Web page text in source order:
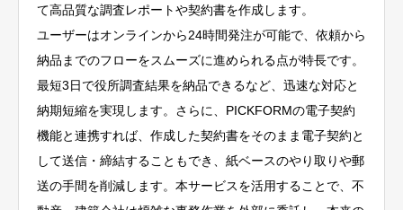
て高品質な調査レポートや契約書を作成します。
ユーザーはオンラインから24時間発注が可能で、依頼から
納品までのフローをスムーズに進められる点が特長です。
最短3日で役所調査結果を納品できるなど、迅速な対応と
納期短縮を実現します。さらに、PICKFORMの電子契約
機能と連携すれば、作成した契約書をそのまま電子契約と
して送信・締結することもでき、紙ベースのやり取りや郵
送の手間を削減します。本サービスを活用することで、不